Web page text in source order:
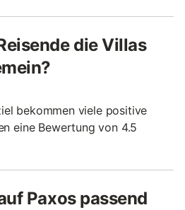
die Villas
bekommen viele positive
eine Bewertung von 4.5
Paxos passend